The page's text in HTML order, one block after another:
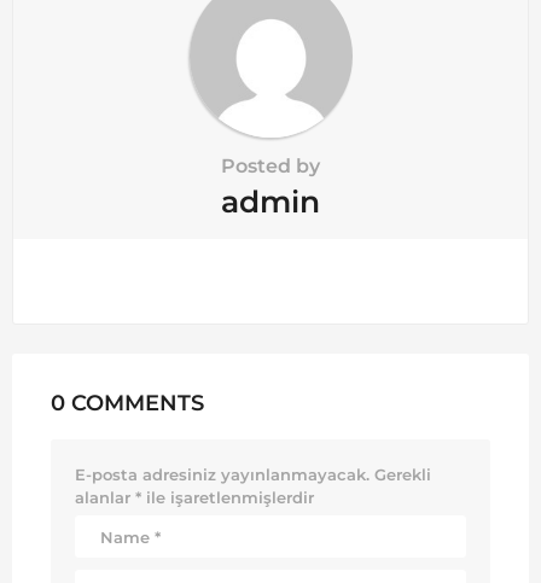
Posted by
admin
0 COMMENTS
E-posta adresiniz yayınlanmayacak. Gerekli
alanlar * ile işaretlenmişlerdir